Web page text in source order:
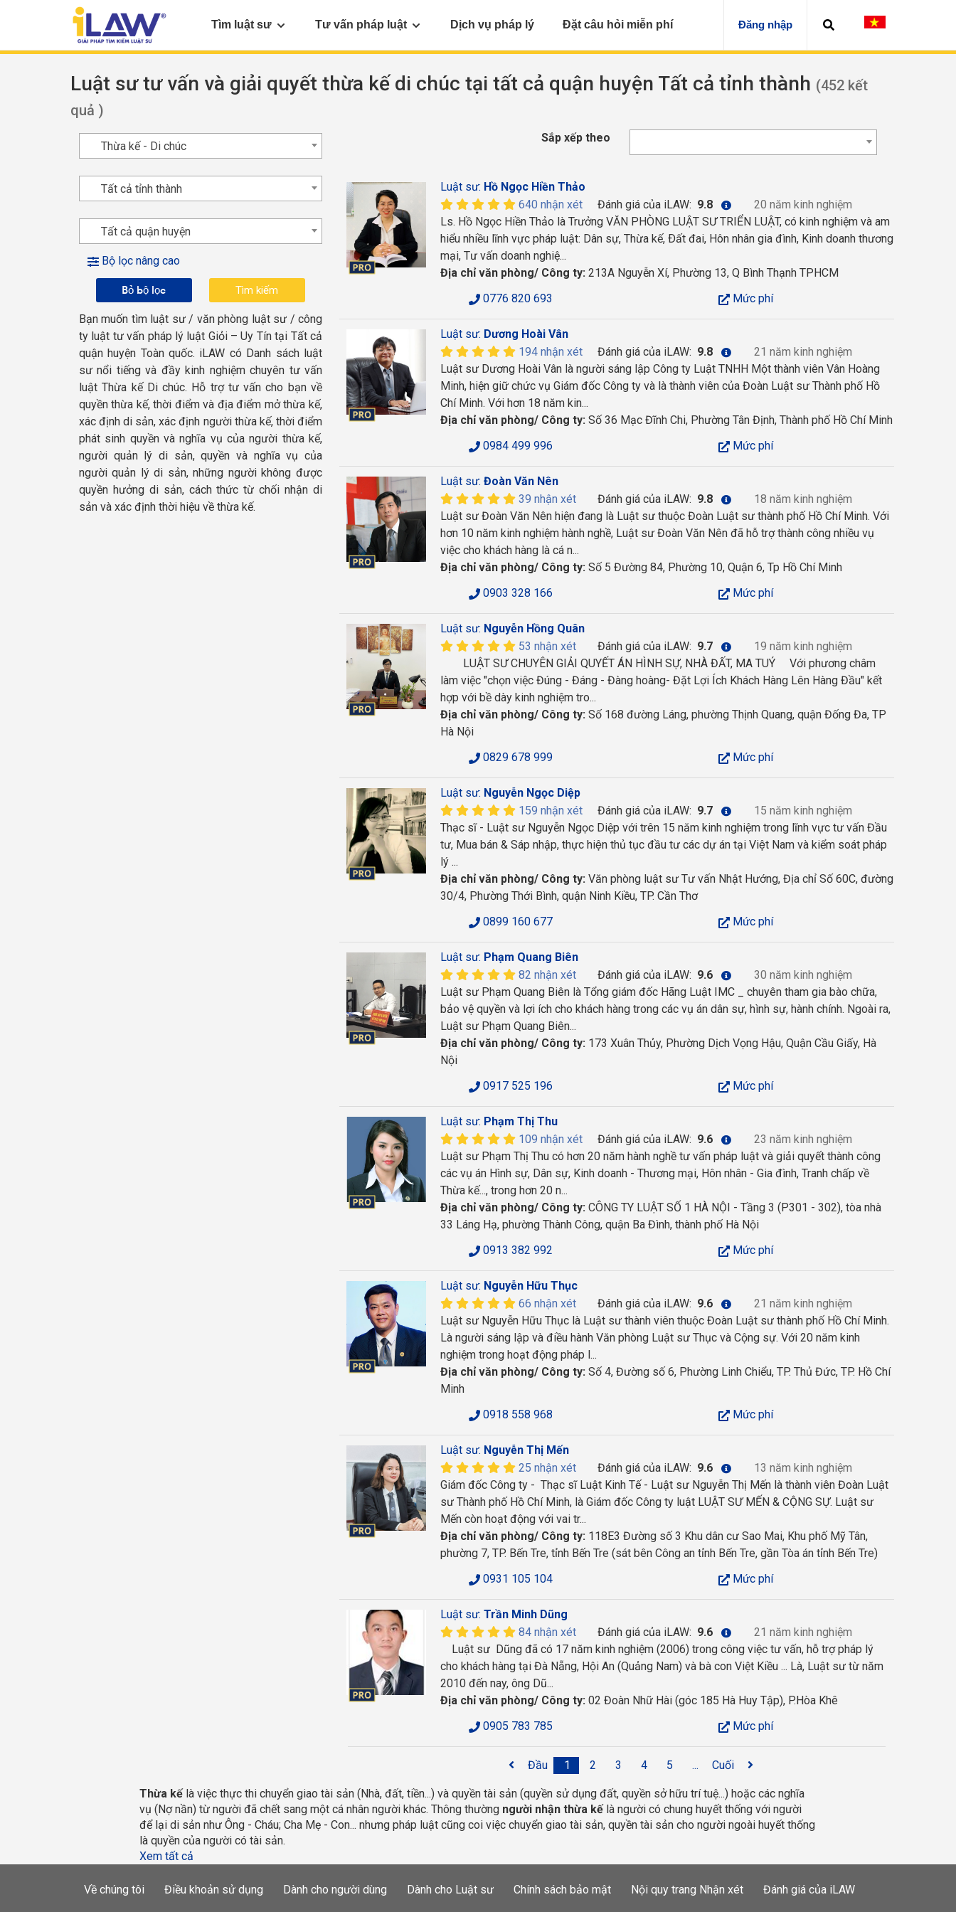
Tìm luật sư Tư vấn pháp luật Dịch vụ pháp lý Đặt câu hỏi miễn phí Đăng nhập
Luật sư tư vấn và giải quyết thừa kế di chúc tại tất cả quận huyện Tất cả tỉnh thành (452 kết
quả )
Sắp xếp theo
Thừa kế - Di chúc
Tất cả tỉnh thành
Tất cả quận huyện
Bộ lọc nâng cao
Bỏ bộ lọc
Bạn muốn tìm luật sư / văn phòng luật sư / công
ty luật tư vấn pháp lý luật Giỏi – Uy Tín tại Tất cả
quận huyện Toàn quốc. iLAW có Danh sách luật
sư nổi tiếng và đầy kinh nghiệm chuyên tư vấn
luật Thừa kế Di chúc. Hỗ trợ tư vấn cho bạn về
quyền thừa kế, thời điểm và địa điểm mở thừa kế,
xác định di sản, xác định người thừa kế, thời điểm
phát sinh quyền và nghĩa vụ của người thừa kế,
người quản lý di sản, quyền và nghĩa vụ của
người quản lý di sản, những người không được
quyền hưởng di sản, cách thức từ chối nhận di
sản và xác định thời hiệu về thừa kế.
Luật sư: Hồ Ngọc Hiền Thảo
640 nhận xét
Đánh giá của iLAW: 9.8
20 năm kinh nghiệm
Ls. Hồ Ngọc Hiền Thảo là Trưởng VĂN PHÒNG LUẬT SƯ TRIỂN LUẬT, có kinh nghiệm và am
hiểu nhiều lĩnh vực pháp luật: Dân sự, Thừa kế, Ðất đai, Hôn nhân gia đình, Kinh doanh thương
mại, Tư vấn doanh nghiệ...
Địa chỉ văn phòng/ Công ty: 213A Nguyễn Xí, Phường 13, Q Bình Thạnh TPHCM
0776 820 693
Mức phí
Luật sư: Dương Hoài Vân
194 nhận xét
Đánh giá của iLAW: 9.8
21 năm kinh nghiệm
Luật sư Dương Hoài Vân là người sáng lập Công ty Luật TNHH Một thành viên Vân Hoàng
Minh, hiện giữ chức vụ Giám đốc Công ty và là thành viên của Đoàn Luật sư Thành phố Hồ
Chí Minh. Với hơn 18 năm kin...
Địa chỉ văn phòng/ Công ty: Số 36 Mạc Đĩnh Chi, Phường Tân Định, Thành phố Hồ Chí Minh
0984 499 996
Mức phí
Luật sư: Đoàn Văn Nên
39 nhận xét
Đánh giá của iLAW: 9.8
18 năm kinh nghiệm
Luật sư Đoàn Văn Nên hiện đang là Luật sư thuộc Đoàn Luật sư thành phố Hồ Chí Minh. Với
hơn 10 năm kinh nghiệm hành nghề, Luật sư Đoàn Văn Nên đã hỗ trợ thành công nhiều vụ
việc cho khách hàng là cá n...
Địa chỉ văn phòng/ Công ty: Số 5 Đường 84, Phường 10, Quận 6, Tp Hồ Chí Minh
0903 328 166
Mức phí
Luật sư: Nguyễn Hồng Quân
53 nhận xét
Đánh giá của iLAW: 9.7
19 năm kinh nghiệm
LUẬT SƯ CHUYÊN GIẢI QUYẾT ÁN HÌNH SỰ, NHÀ ĐẤT, MA TUÝ Với phương châm
làm việc "chọn việc Đúng - Đáng - Đàng hoàng- Đặt Lợi Ích Khách Hàng Lên Hàng Đầu" kết
hợp với bề dày kinh nghiệm tro...
Địa chỉ văn phòng/ Công ty: Số 168 đường Láng, phường Thịnh Quang, quận Đống Đa, TP
Hà Nội
0829 678 999
Mức phí
Luật sư: Nguyễn Ngọc Diệp
159 nhận xét
Đánh giá của iLAW: 9.7
15 năm kinh nghiệm
Thạc sĩ - Luật sư Nguyễn Ngọc Diệp với trên 15 năm kinh nghiệm trong lĩnh vực tư vấn Đầu
tư, Mua bán & Sáp nhập, thực hiện thủ tục đầu tư các dự án tại Việt Nam và kiểm soát pháp
lý ...
Địa chỉ văn phòng/ Công ty: Văn phòng luật sư Tư vấn Nhật Hướng, Địa chỉ Số 60C, đường
30/4, Phường Thới Bình, quận Ninh Kiều, TP. Cần Thơ
0899 160 677
Mức phí
Luật sư: Phạm Quang Biên
82 nhận xét
Đánh giá của iLAW: 9.6
30 năm kinh nghiệm
Luật sư Phạm Quang Biên là Tổng giám đốc Hãng Luật IMC _ chuyên tham gia bào chữa,
bảo vệ quyền và lợi ích cho khách hàng trong các vụ án dân sự, hình sự, hành chính. Ngoài ra,
Luật sư Phạm Quang Biên...
Địa chỉ văn phòng/ Công ty: 173 Xuân Thủy, Phường Dịch Vọng Hậu, Quận Cầu Giấy, Hà
Nội
0917 525 196
Mức phí
Luật sư: Phạm Thị Thu
109 nhận xét
Đánh giá của iLAW: 9.6
23 năm kinh nghiệm
Luật sư Phạm Thị Thu có hơn 20 năm hành nghề tư vấn pháp luật và giải quyết thành công
các vụ án Hình sự, Dân sự, Kinh doanh - Thương mại, Hôn nhân - Gia đình, Tranh chấp về
Thừa kế..., trong hơn 20 n...
Địa chỉ văn phòng/ Công ty: CÔNG TY LUẬT SỐ 1 HÀ NỘI - Tầng 3 (P301 - 302), tòa nhà
33 Láng Hạ, phường Thành Công, quận Ba Đình, thành phố Hà Nội
0913 382 992
Mức phí
Luật sư: Nguyễn Hữu Thục
66 nhận xét
Đánh giá của iLAW: 9.6
21 năm kinh nghiệm
Luật sư Nguyễn Hữu Thục là Luật sư thành viên thuộc Đoàn Luật sư thành phố Hồ Chí Minh.
Là người sáng lập và điều hành Văn phòng Luật sư Thục và Cộng sự. Với 20 năm kinh
nghiệm trong hoạt động pháp l...
Địa chỉ văn phòng/ Công ty: Số 4, Đường số 6, Phường Linh Chiểu, TP. Thủ Đức, TP. Hồ Chí
Minh
0918 558 968
Mức phí
Luật sư: Nguyễn Thị Mến
25 nhận xét
Đánh giá của iLAW: 9.6
13 năm kinh nghiệm
Giám đốc Công ty - Thạc sĩ Luật Kinh Tế - Luật sư Nguyễn Thị Mến là thành viên Đoàn Luật
sư Thành phố Hồ Chí Minh, là Giám đốc Công ty luật LUẬT SƯ MẾN & CỘNG SỰ. Luật sư
Mến còn hoạt động với vai tr...
Địa chỉ văn phòng/ Công ty: 118E3 Đường số 3 Khu dân cư Sao Mai, Khu phố Mỹ Tân,
phường 7, TP. Bến Tre, tỉnh Bến Tre (sát bên Công an tỉnh Bến Tre, gần Tòa án tỉnh Bến Tre)
0931 105 104
Mức phí
Luật sư: Trần Minh Dũng
84 nhận xét
Đánh giá của iLAW: 9.6
21 năm kinh nghiệm
Luật sư Dũng đã có 17 năm kinh nghiệm (2006) trong công việc tư vấn, hỗ trợ pháp lý
cho khách hàng tại Đà Nẵng, Hội An (Quảng Nam) và bà con Việt Kiều ... Là, Luật sư từ năm
2010 đến nay, ông Dũ...
Địa chỉ văn phòng/ Công ty: 02 Đoàn Nhữ Hài (góc 185 Hà Huy Tập), P.Hòa Khê
0905 783 785
Mức phí
Đầu 1 2 3 4 5 ... Cuối
Thừa kế là việc thực thi chuyển giao tài sản (Nhà, đất, tiền...) và quyền tài sản (quyền sử dụng đất, quyền sở hữu trí tuệ...) hoặc các nghĩa
vụ (Nợ nần) từ người đã chết sang một cá nhân người khác. Thông thường người nhận thừa kế là người có chung huyết thống với người
để lại di sản như Ông - Cháu; Cha Mẹ - Con... nhưng pháp luật cũng coi việc chuyển giao tài sản, quyền tài sản cho người ngoài huyết thống
là quyền của người có tài sản.
Xem tất cả
Về chúng tôi Điều khoản sử dụng Dành cho người dùng Dành cho Luật sư Chính sách bảo mật Nội quy trang Nhận xét Đánh giá của iLAW